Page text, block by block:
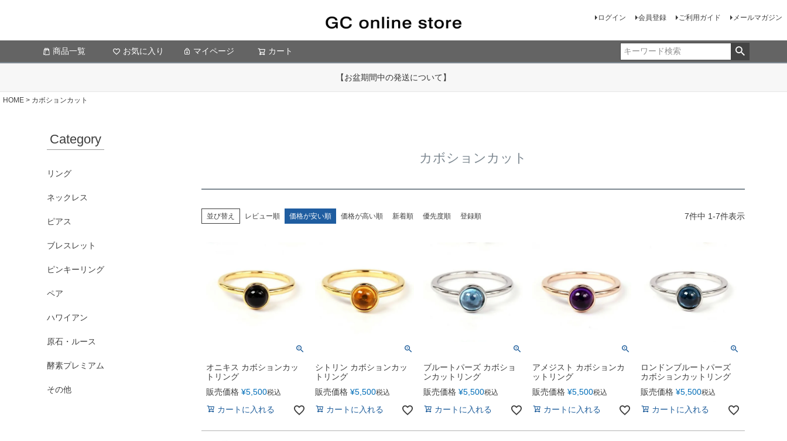
ログイン 会員登録 ご利用ガイド メールマガジン
商品一覧 お気に入り マイページ カート
【お盆期間中の発送について】
HOME カボションカット
Category
リング
ネックレス
ピアス
ブレスレット
ピンキーリング
ペア
ハワイアン
原石・ルース
酵素プレミアム
その他
カボションカット
並び替え レビュー順 価格が安い順 価格が高い順 新着順 優先度順 登録順 7件中 1-7件表示
オニキス カボションカッ
トリング
販売価格 ¥5,500税込
カートに入れる
シトリン カボションカッ
トリング
販売価格 ¥5,500税込
カートに入れる
ブルートパーズ カボショ
ンカットリング
販売価格 ¥5,500税込
カートに入れる
アメジスト カボションカ
ットリング
販売価格 ¥5,500税込
カートに入れる
ロンドンブルートパーズ
カボションカットリング
販売価格 ¥5,500税込
カートに入れる